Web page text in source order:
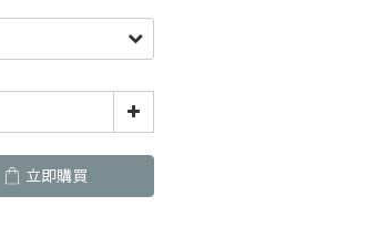
立即購買